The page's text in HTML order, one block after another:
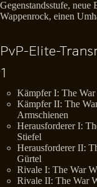
Gegenstandsstufe,
Wappenrock, einen
PvP-Elite-
1
Kämpfer I: The
Kämpfer II: The
Armschienen
Herausforderer I:
Stiefel
Herausforderer II:
Gürtel
Rivale I: The War
Rivale II: The War